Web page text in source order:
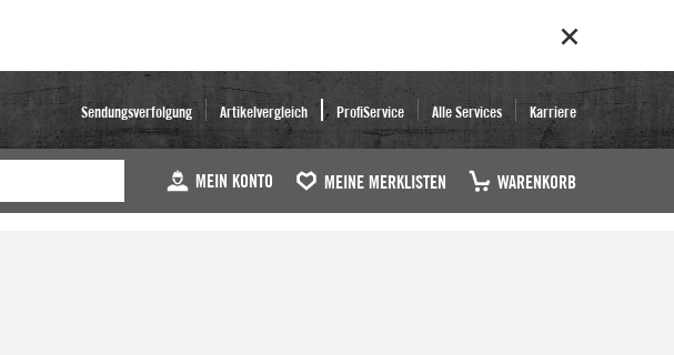
Sendungsverfolgung Artikelvergleich ProfiService Alle Services Karriere
MEIN KONTO MEINE MERKLISTEN WARENKORB